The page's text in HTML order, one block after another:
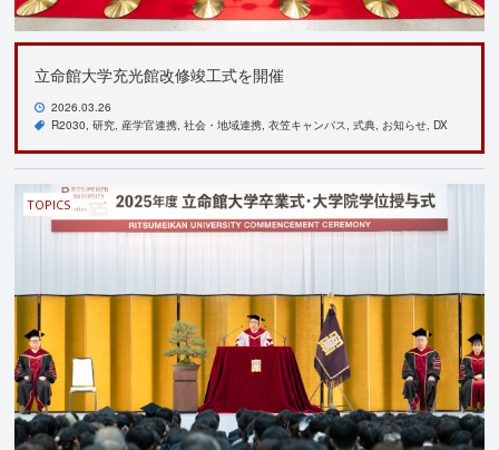
立命館大学充光館改修竣工式を開催
2026.03.26
R2030 研究 産学官連携 社会・地域連携 衣笠キャンパス 式典 お知らせ DX
TOPICS